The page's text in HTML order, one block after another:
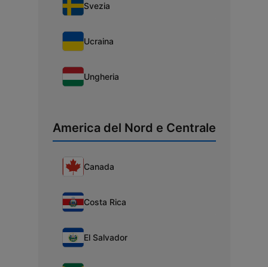
Svezia
Ucraina
Ungheria
America del Nord e Centrale
Canada
Costa Rica
El Salvador